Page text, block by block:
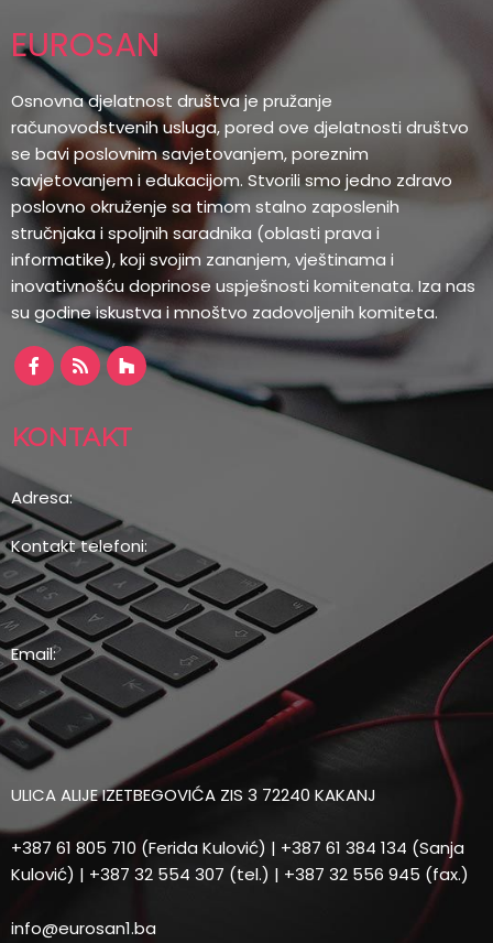
EUROSAN
Osnovna djelatnost društva je pružanje
računovodstvenih usluga, pored ove djelatnosti društvo
se bavi poslovnim savjetovanjem, poreznim
savjetovanjem i edukacijom. Stvorili smo jedno zdravo
poslovno okruženje sa timom stalno zaposlenih
stručnjaka i spoljnih saradnika (oblasti prava i
informatike), koji svojim zananjem, vještinama i
inovativnošću doprinose uspješnosti komitenata. Iza nas
su godine iskustva i mnoštvo zadovoljenih komiteta.
KONTAKT
Adresa:
Kontakt telefoni:
Email:
ULICA ALIJE IZETBEGOVIĆA ZIS 3 72240 KAKANJ
+387 61 805 710 (Ferida Kulović) | +387 61 384 134 (Sanja
Kulović) | +387 32 554 307 (tel.) | +387 32 556 945 (fax.)
info@eurosan1.ba